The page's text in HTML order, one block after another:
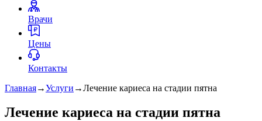
Врачи
Цены
Контакты
Главная→Услуги →Лечение кариеса на стадии пятна
Лечение кариеса на стадии пятна